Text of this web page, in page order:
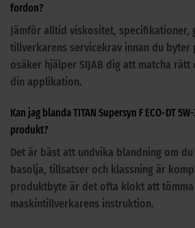
fordon?
Jämför alltid viskositet, specifikationer,
tillverkarens servicekrav innan du byter
osäker hjälper SIJAB dig att matcha
din applikation.
Kan jag blanda TITAN Supersyn F ECO-DT
produkt?
Det är bäst att undvika blandning om
basolja, tillsatser och klassning är
produktbyte är det ofta klokt att
maskintillverkarens instruktion.